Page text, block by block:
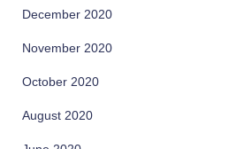
December 2020
November 2020
October 2020
August 2020